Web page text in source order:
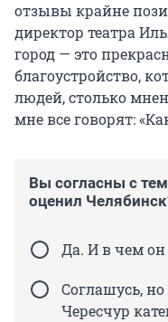
отзывы крайне
директор театра
город — это
благоустройство,
людей, столько
мне все говорят:
Вы согласны с
оценил
Да. И в чем он
Соглашусь,
Чересчур